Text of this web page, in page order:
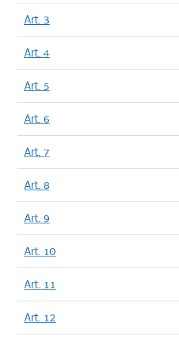
Art. 3
Art. 4
Art. 5
Art. 6
Art. 7
Art. 8
Art. 9
Art. 10
Art. 11
Art. 12